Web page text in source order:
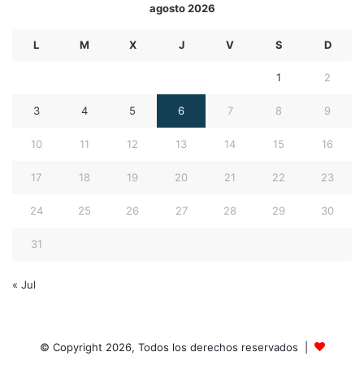
agosto 2026
L M X J V S D
1 2
3 4 5 6 7 8 9
10 11 12 13 14 15 16
17 18 19 20 21 22 23
24 25 26 27 28 29 30
31
« Jul
© Copyright 2026, Todos los derechos reservados |